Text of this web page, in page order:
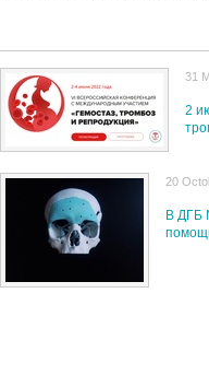
31
2
20
В ДГБ